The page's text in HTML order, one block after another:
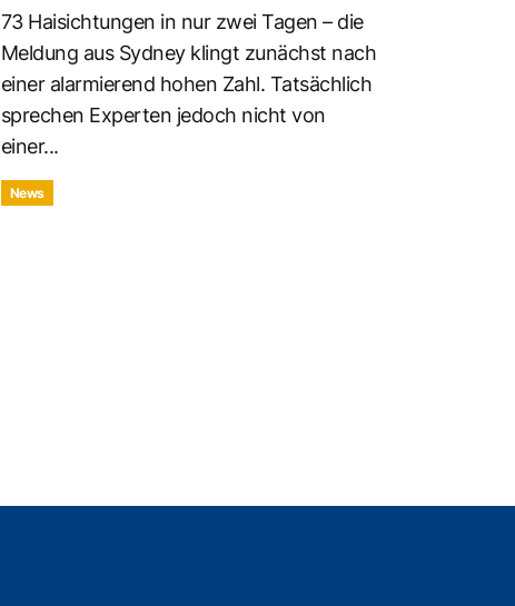
73 Haisichtungen in nur zwei Tagen – die
Meldung aus Sydney klingt zunächst nach
einer alarmierend hohen Zahl. Tatsächlich
sprechen Experten jedoch nicht von
einer...
News